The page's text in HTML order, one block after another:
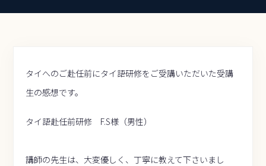
タイへのご赴任前にタイ語研修をご受講いただいた受講
生の感想です。
タイ語赴任前研修 F.S様（男性）
講師の先生は、大変優しく、丁寧に教えて下さいまし